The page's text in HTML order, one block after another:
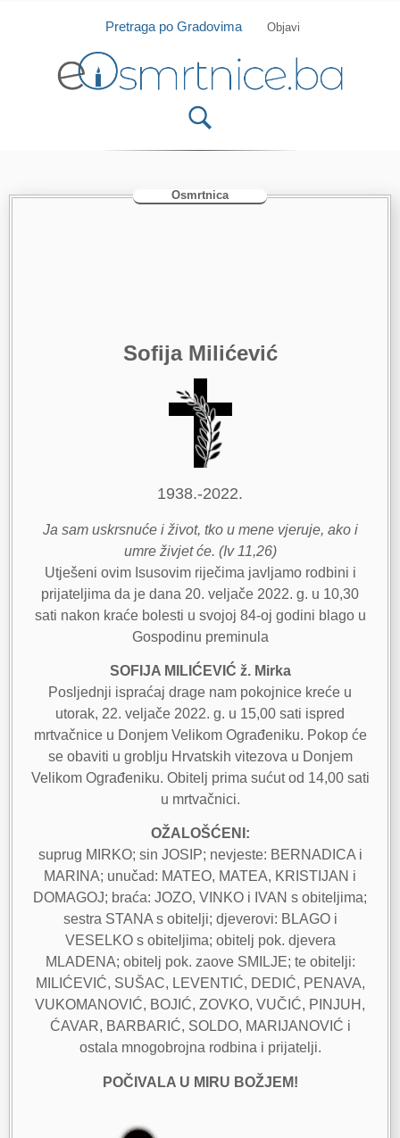
Isprobajte našu Android i IOS aplikaciju
Pretraga po Gradovima Objavi
Osmrtnica
Sofija Milićević
1938.-2022.
Ja sam uskrsnuće i život, tko u mene vjeruje, ako i
umre živjet će. (Iv 11,26)
Utješeni ovim Isusovim riječima javljamo rodbini i
prijateljima da je dana 20. veljače 2022. g. u 10,30
sati nakon kraće bolesti u svojoj 84-oj godini blago u
Gospodinu preminula
SOFIJA MILIĆEVIĆ ž. Mirka
Posljednji ispraćaj drage nam pokojnice kreće u
utorak, 22. veljače 2022. g. u 15,00 sati ispred
mrtvačnice u Donjem Velikom Ograđeniku. Pokop će
se obaviti u groblju Hrvatskih vitezova u Donjem
Velikom Ograđeniku. Obitelj prima sućut od 14,00 sati
u mrtvačnici.
OŽALOŠĆENI:
suprug MIRKO; sin JOSIP; nevjeste: BERNADICA i
MARINA; unučad: MATEO, MATEA, KRISTIJAN i
DOMAGOJ; braća: JOZO, VINKO i IVAN s obiteljima;
sestra STANA s obitelji; djeverovi: BLAGO i
VESELKO s obiteljima; obitelj pok. djevera
MLADENA; obitelj pok. zaove SMILJE; te obitelji:
MILIĆEVIĆ, SUŠAC, LEVENTIĆ, DEDIĆ, PENAVA,
VUKOMANOVIĆ, BOJIĆ, ZOVKO, VUČIĆ, PINJUH,
ĆAVAR, BARBARIĆ, SOLDO, MARIJANOVIĆ i
ostala mnogobrojna rodbina i prijatelji.
POČIVALA U MIRU BOŽJEM!